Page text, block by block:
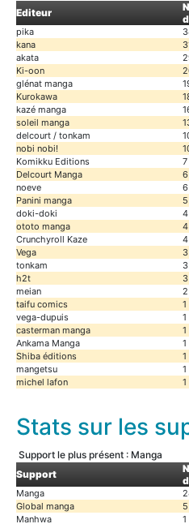
Editeur
pika
kana
akata
Ki-oon
glénat manga
Kurokawa
kazé manga
soleil manga
delcourt / tonkam
nobi nobi!
Komikku Editions
7
Delcourt Manga
6
noeve
6
Panini manga
5
doki-doki
4
ototo manga
4
Crunchyroll Kaze
4
Vega
3
tonkam
3
h2t
3
meian
2
taifu comics
1
vega-dupuis
1
casterman manga
1
Ankama Manga
1
Shiba éditions
1
mangetsu
1
michel lafon
1
Stats sur les
Support le plus présent : Manga
Support
Manga
Global manga
5
Manhwa
1